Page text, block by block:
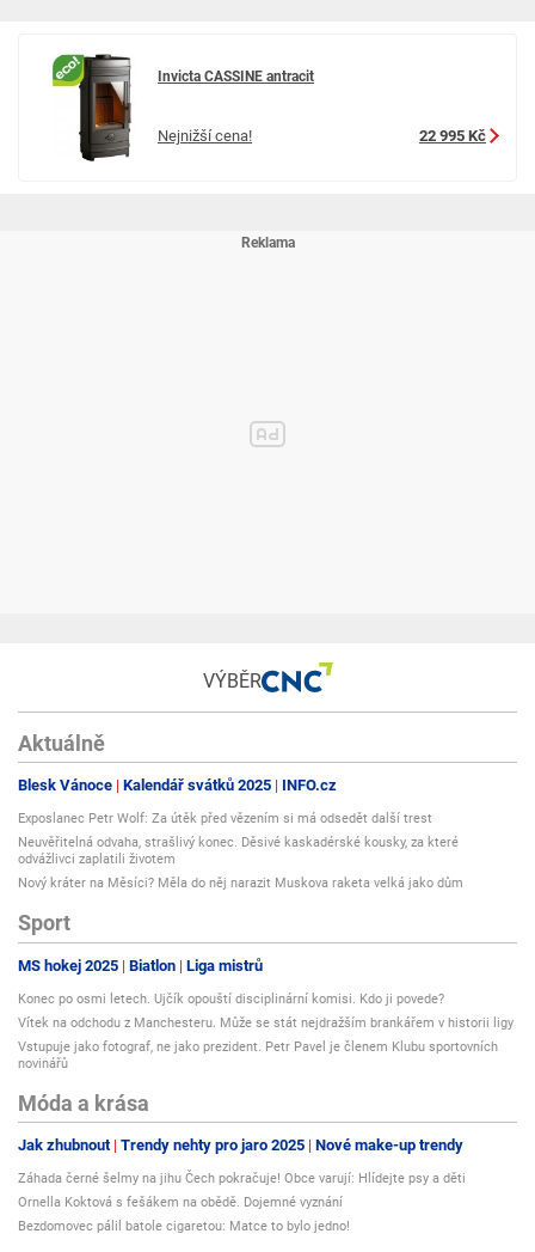
Invicta CASSINE antracit
Nejnižší cena! 22 995 Kč
VÝBĚR
Aktuálně
Blesk Vánoce Kalendář svátků 2025 INFO.cz
Exposlanec Petr Wolf: Za útěk před vězením si má odsedět další trest
Neuvěřitelná odvaha, strašlivý konec. Děsivé kaskadérské kousky, za které
odvážlivci zaplatili životem
Nový kráter na Měsíci? Měla do něj narazit Muskova raketa velká jako dům
Sport
MS hokej 2025 Biatlon Liga mistrů
Konec po osmi letech. Ujčík opouští disciplinární komisi. Kdo ji povede?
Vítek na odchodu z Manchesteru. Může se stát nejdražším brankářem v historii ligy
Vstupuje jako fotograf, ne jako prezident. Petr Pavel je členem Klubu sportovních
novinářů
Móda a krása
Jak zhubnout Trendy nehty pro jaro 2025 Nové make-up trendy
Záhada černé šelmy na jihu Čech pokračuje! Obce varují: Hlídejte psy a děti
Ornella Koktová s fešákem na obědě. Dojemné vyznání
Bezdomovec pálil batole cigaretou: Matce to bylo jedno!